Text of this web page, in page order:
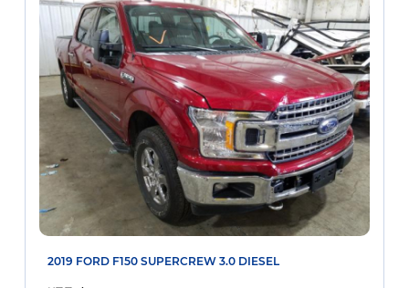
2019 FORD F150 SUPERCREW 3.0 DIESEL